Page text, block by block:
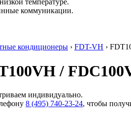
температуре.
коммуникации.
кондиционеры › FDT-VH ›
/
индивидуально.
8 (495) 740-23-24, чтобы